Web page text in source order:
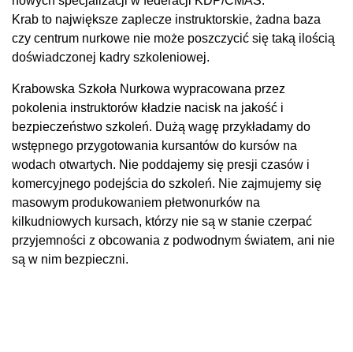
Krab to największe zaplecze instruktorskie, żadna baza
czy centrum nurkowe nie może poszczycić się taką ilością
doświadczonej kadry szkoleniowej.
Krabowska Szkoła Nurkowa wypracowana przez
pokolenia instruktorów kładzie nacisk na jakość i
bezpieczeństwo szkoleń. Dużą wagę przykładamy do
wstępnego przygotowania kursantów do kursów na
wodach otwartych. Nie poddajemy się presji czasów i
komercyjnego podejścia do szkoleń. Nie zajmujemy się
masowym produkowaniem płetwonurków na
kilkudniowych kursach, którzy nie są w stanie czerpać
przyjemności z obcowania z podwodnym światem, ani nie
są w nim bezpieczni.